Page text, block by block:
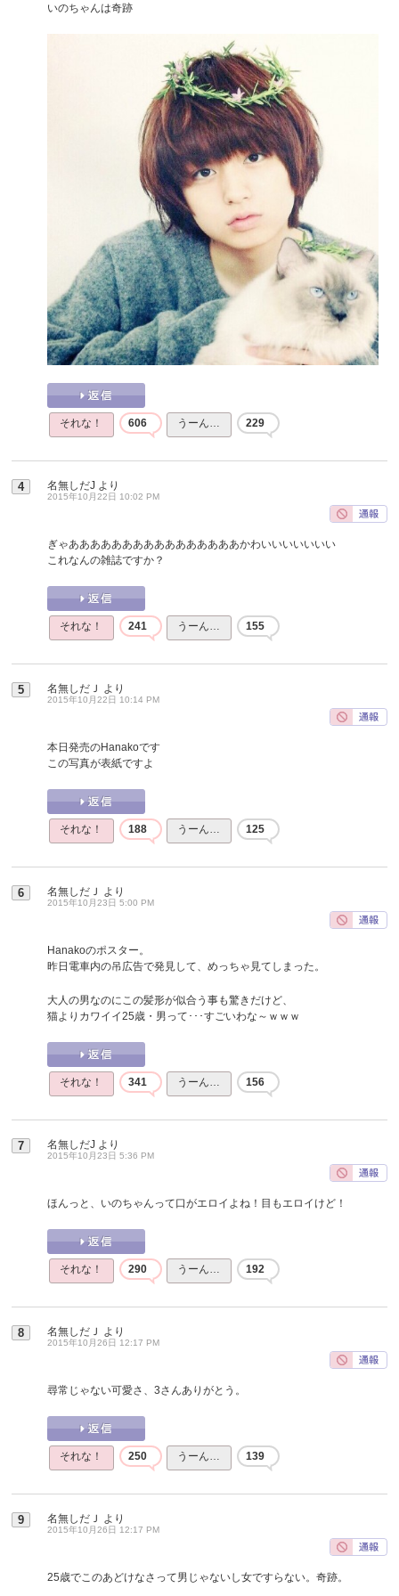
いのちゃんは奇跡
それな！ 606 うーん… 229
4 名無しだJ より
2015年10月22日 10:02 PM
ぎゃああああああああああああああああかわいいいいいいい
これなんの雑誌ですか？
それな！ 241 うーん… 155
5 名無しだＪ より
2015年10月22日 10:14 PM
本日発売のHanakoです
この写真が表紙ですよ
それな！ 188 うーん… 125
6 名無しだＪ より
2015年10月23日 5:00 PM
Hanakoのポスター。
昨日電車内の吊広告で発見して、めっちゃ見てしまった。
大人の男なのにこの髪形が似合う事も驚きだけど、
猫よりカワイイ25歳・男って･･･すごいわな～ｗｗｗ
それな！ 341 うーん… 156
7 名無しだJ より
2015年10月23日 5:36 PM
ほんっと、いのちゃんって口がエロイよね！目もエロイけど！
それな！ 290 うーん… 192
8 名無しだＪ より
2015年10月26日 12:17 PM
尋常じゃない可愛さ、3さんありがとう。
それな！ 250 うーん… 139
9 名無しだＪ より
2015年10月26日 12:17 PM
25歳でこのあどけなさって男じゃないし女ですらない。奇跡。